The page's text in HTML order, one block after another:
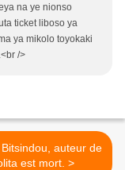
na ye nionso
ticket liboso ya
ya mikolo toyokaki
/>
auteur de
Lolita est mort. >